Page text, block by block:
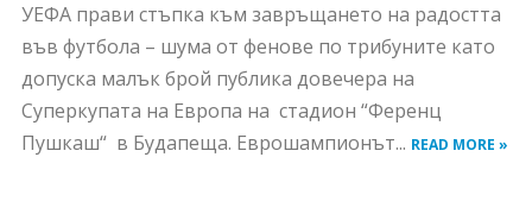
УЕФА прави стъпка към завръщането на радостта
във футбола – шума от фенове по трибуните като
допуска малък брой публика довечера на
Суперкупата на Европа на стадион “Ференц
Пушкаш“ в Будапеща. Еврошампионът... READ MORE »